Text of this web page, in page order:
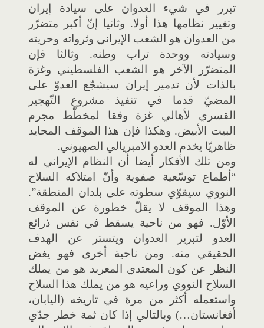
تبرر في شيء العدوان على سيادة إيران
وتغيير نظامها هذا أولا. وثانيا إنّ أكبر متضرّر
من العدوان هو الشعب الإيراني وثرواته وحريته
وسيادته ووحدة تراب وطنه. وثالثا فإن
المتضرّر الآخر هو الشعب الفلسطيني وغزة
بالذات لأن تدمير إيران سيشجّع العدوّ على
المضيّ قدما في تنفيذ مشروع التّهجير
القسري لأهالي غزة وفقا لمخطّط مجرم
البيت الأبيض. وهكذا فإن هذا الموقف المحايد
ظاهريّا يخدم العدو الامبريالي الصهيوني.
ومن تلك الأفكار أيضا أن النظام الإيراني له
“أطماع توسّعية صفوية وأنّ امتلاكه السلاح
النووي سيقوّي سطوته على بلدان المنطقة”.
وهذا الموقف لا يقلّ خطورة عن الموقف
الأوّل. فهو من ناحية يسقط في نفس ذرائع
العدو لتبرير العدوان ويتستر عن الهدف
الحقيقي منه. ومن ناحية أخرى فهو يغض
النظر عن كون المعتدي المعربد هو من يملك
السلاح النووي وراعيه هو من يملك هذا السلاح
واستعمله أكثر من مرة في تاريخه (اليابان،
أفغانستان…) وبالتالي إذا كان ثمة خطر جدّي